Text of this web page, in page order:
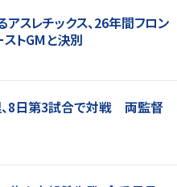
スレチックス、26年間フロン
ストGMと決別
8日第3試合で対戦 両監督